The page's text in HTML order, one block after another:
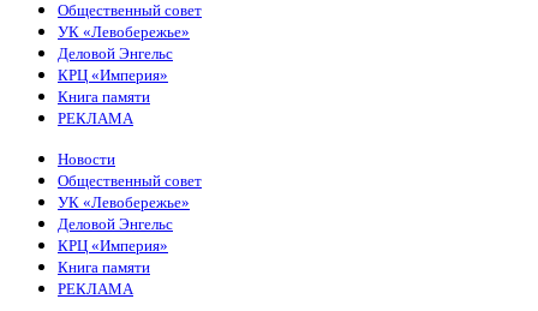
Общественный совет
УК «Левобережье»
Деловой Энгельс
КРЦ «Империя»
Книга памяти
РЕКЛАМА
Новости
Общественный совет
УК «Левобережье»
Деловой Энгельс
КРЦ «Империя»
Книга памяти
РЕКЛАМА